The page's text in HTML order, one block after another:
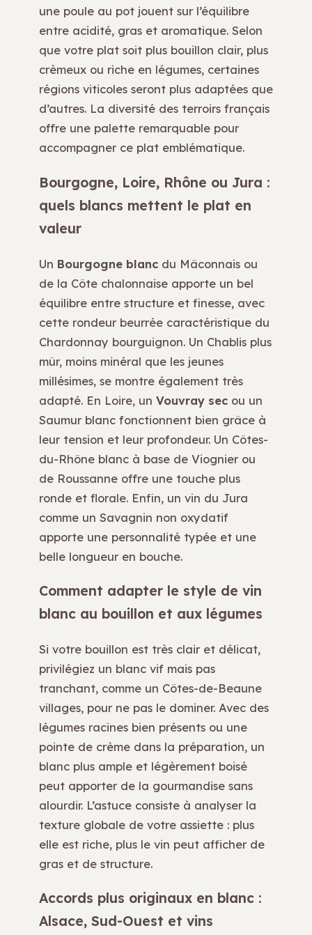
une poule au pot jouent sur l’équilibre
entre acidité, gras et aromatique. Selon
que votre plat soit plus bouillon clair, plus
crèmeux ou riche en légumes, certaines
régions viticoles seront plus adaptées que
d’autres. La diversité des terroirs français
offre une palette remarquable pour
accompagner ce plat emblématique.
Bourgogne, Loire, Rhône ou Jura :
quels blancs mettent le plat en
valeur
Un Bourgogne blanc du Mâconnais ou
de la Côte chalonnaise apporte un bel
équilibre entre structure et finesse, avec
cette rondeur beurrée caractéristique du
Chardonnay bourguignon. Un Chablis plus
mûr, moins minéral que les jeunes
millésimes, se montre également très
adapté. En Loire, un Vouvray sec ou un
Saumur blanc fonctionnent bien grâce à
leur tension et leur profondeur. Un Côtes-
du-Rhône blanc à base de Viognier ou
de Roussanne offre une touche plus
ronde et florale. Enfin, un vin du Jura
comme un Savagnin non oxydatif
apporte une personnalité typée et une
belle longueur en bouche.
Comment adapter le style de vin
blanc au bouillon et aux légumes
Si votre bouillon est très clair et délicat,
privilégiez un blanc vif mais pas
tranchant, comme un Côtes-de-Beaune
villages, pour ne pas le dominer. Avec des
légumes racines bien présents ou une
pointe de crème dans la préparation, un
blanc plus ample et légèrement boisé
peut apporter de la gourmandise sans
alourdir. L’astuce consiste à analyser la
texture globale de votre assiette : plus
elle est riche, plus le vin peut afficher de
gras et de structure.
Accords plus originaux en blanc :
Alsace, Sud-Ouest et vins